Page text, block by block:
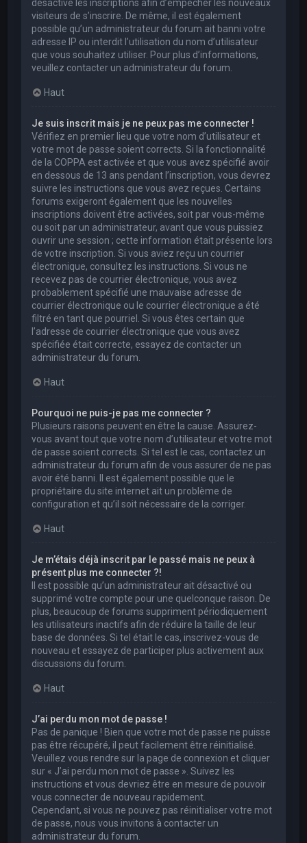
désactivé les inscriptions afin d’empêcher les nouveaux
visiteurs de s’inscrire. De même, il est également
possible qu’un administrateur du forum ait banni votre
adresse IP ou interdit l’utilisation du nom d’utilisateur
que vous souhaitez utiliser. Pour plus d’informations,
veuillez contacter un administrateur du forum.
Haut
Je suis inscrit mais je ne peux pas me connecter !
Vérifiez en premier lieu que votre nom d’utilisateur et
votre mot de passe soient corrects. Si la fonctionnalité
de la COPPA est activée et que vous avez spécifié avoir
en dessous de 13 ans pendant l’inscription, vous devrez
suivre les instructions que vous avez reçues. Certains
forums exigeront également que les nouvelles
inscriptions doivent être activées, soit par vous-même
ou soit par un administrateur, avant que vous puissiez
ouvrir une session ; cette information était présente lors
de votre inscription. Si vous aviez reçu un courrier
électronique, consultez les instructions. Si vous ne
recevez pas de courrier électronique, vous avez
probablement spécifié une mauvaise adresse de
courrier électronique ou le courrier électronique a été
filtré en tant que pourriel. Si vous êtes certain que
l’adresse de courrier électronique que vous avez
spécifiée était correcte, essayez de contacter un
administrateur du forum.
Haut
Pourquoi ne puis-je pas me connecter ?
Plusieurs raisons peuvent en être la cause. Assurez-
vous avant tout que votre nom d’utilisateur et votre mot
de passe soient corrects. Si tel est le cas, contactez un
administrateur du forum afin de vous assurer de ne pas
avoir été banni. Il est également possible que le
propriétaire du site internet ait un problème de
configuration et qu’il soit nécessaire de la corriger.
Haut
Je m’étais déjà inscrit par le passé mais ne peux à
présent plus me connecter ?!
Il est possible qu’un administrateur ait désactivé ou
supprimé votre compte pour une quelconque raison. De
plus, beaucoup de forums suppriment périodiquement
les utilisateurs inactifs afin de réduire la taille de leur
base de données. Si tel était le cas, inscrivez-vous de
nouveau et essayez de participer plus activement aux
discussions du forum.
Haut
J’ai perdu mon mot de passe !
Pas de panique ! Bien que votre mot de passe ne puisse
pas être récupéré, il peut facilement être réinitialisé.
Veuillez vous rendre sur la page de connexion et cliquer
sur « J’ai perdu mon mot de passe ». Suivez les
instructions et vous devriez être en mesure de pouvoir
vous connecter de nouveau rapidement.
Cependant, si vous ne pouvez pas réinitialiser votre mot
de passe, nous vous invitons à contacter un
administrateur du forum.